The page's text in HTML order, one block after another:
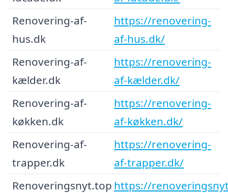
Renovering-af-
hus.dk
https://renovering-
af-hus.dk/
Renovering-af-
kælder.dk
https://renovering-
af-kælder.dk/
Renovering-af-
køkken.dk
https://renovering-
af-køkken.dk/
Renovering-af-
trapper.dk
https://renovering-
af-trapper.dk/
Renoveringsnyt.top https://